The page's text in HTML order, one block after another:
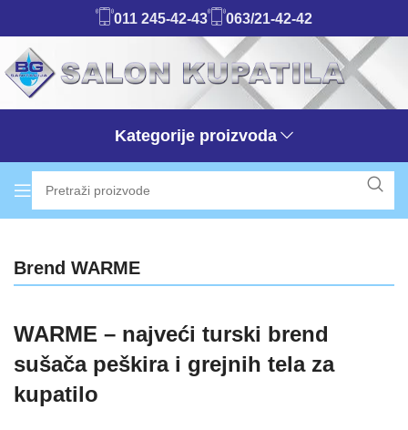
011 245-42-43 063/21-42-42
Kategorije proizvoda
Brend WARME
WARME – najveći turski brend
sušača peškira i grejnih tela za
kupatilo